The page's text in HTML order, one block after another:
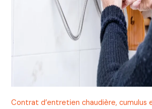
Contrat d’entretien chaudière, cumulus